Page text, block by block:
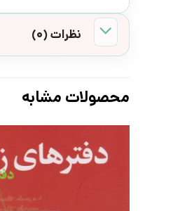
نظرات (0)
محصولات مشابه